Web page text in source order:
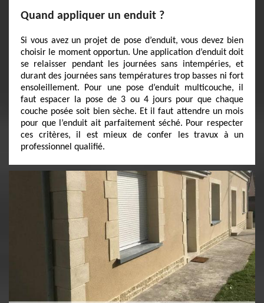
Quand appliquer un enduit ?
Si vous avez un projet de pose d’enduit, vous devez bien
choisir le moment opportun. Une application d’enduit doit
se relaisser pendant les journées sans intempéries, et
durant des journées sans températures trop basses ni fort
ensoleillement. Pour une pose d’enduit multicouche, il
faut espacer la pose de 3 ou 4 jours pour que chaque
couche posée soit bien sèche. Et il faut attendre un mois
pour que l’enduit ait parfaitement séché. Pour respecter
ces critères, il est mieux de confer les travux à un
professionnel qualifié.